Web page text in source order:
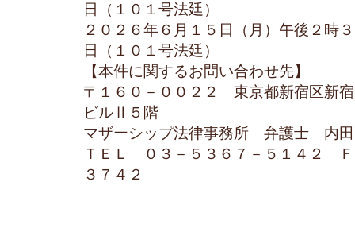
日（１０１号法廷）
２０２６年６月１５日（月）午後２時
日（１０１号法廷）
【本件に関するお問い合わせ先】
〒１６０－００２２ 東京都新宿区新
ビルⅡ５階
マザーシップ法律事務所 弁護士 内
ＴＥＬ ０３－５３６７－５１４２
３７４２